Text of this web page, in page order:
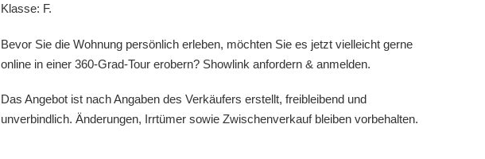
Klasse: F.
Bevor Sie die Wohnung persönlich erleben, möchten Sie es jetzt vielleicht gerne
online in einer 360-Grad-Tour erobern? Showlink anfordern & anmelden.
Das Angebot ist nach Angaben des Verkäufers erstellt, freibleibend und
unverbindlich. Änderungen, Irrtümer sowie Zwischenverkauf bleiben vorbehalten.